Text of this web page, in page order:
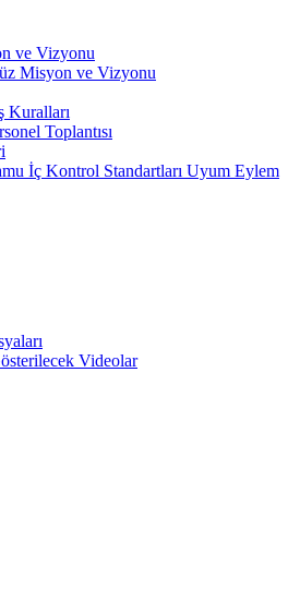
ve Vizyonu
Misyon ve Vizyonu
Kuralları
Toplantısı
İç Kontrol Standartları Uyum Eylem
Videolar